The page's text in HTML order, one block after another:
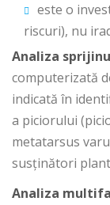
este o
riscuri), nu
Analiza
computerizată
indicată în
a piciorului
metatarsus
susținători
Analiza